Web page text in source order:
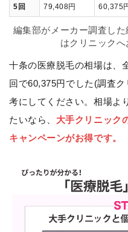
5回 79,408円 60,375
編集部がメーカー調査し
はクリニックへ
十条の医療脱毛の相場は、
回で60,375円でした(調査
考にしてください。相場よ
たいなら、 大手クリニック
キャンペーンがお得です。